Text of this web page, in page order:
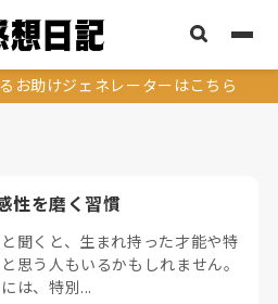
お助けジェネレーターはこちら
を磨く習慣
聞くと、生まれ持った才能や特
思う人もいるかもしれません。
は、特別...